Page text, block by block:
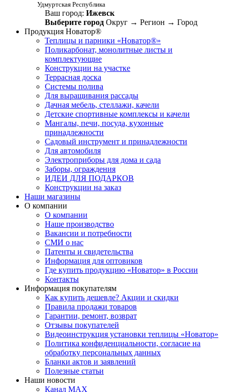
Удмуртская Республика
Ваш город: Ижевск
Выберите город Округ → Регион → Город
Продукция Новатор®
Теплицы и парники «Новатор®»
Поликарбонат, монолитные листы и
комплектующие
Конструкции на участке
Террасная доска
Системы полива
Для выращивания рассады
Дачная мебель, стеллажи, качели
Детские спортивные комплексы и качели
Мангалы, печи, посуда, кухонные
принадлежности
Садовый инструмент и принадлежности
Для автомобиля
Электроприборы для дома и сада
Заборы, ограждения
ИДЕИ ДЛЯ ПОДАРКОВ
Конструкции на заказ
Наши магазины
О компании
О компании
Наше производство
Вакансии и потребности
СМИ о нас
Патенты и свидетельства
Информация для оптовиков
Где купить продукцию «Новатор» в России
Контакты
Информация покупателям
Как купить дешевле? Акции и скидки
Правила продажи товаров
Гарантии, ремонт, возврат
Отзывы покупателей
Видеоинструкция установки теплицы «Новатор»
Политика конфиденциальности, согласие на
обработку персональных данных
Бланки актов и заявлений
Полезные статьи
Наши новости
Канал MAX